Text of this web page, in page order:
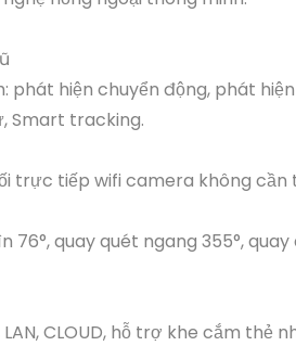
phát hiện chuyển động, phát
Smart tracking.
trực tiếp wifi camera không
76°, quay quét ngang 355°,
CLOUD, hỗ trợ khe cắm thẻ